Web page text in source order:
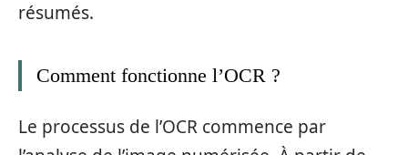
résumés.
Comment fonctionne l’OCR ?
Le processus de l’OCR commence par